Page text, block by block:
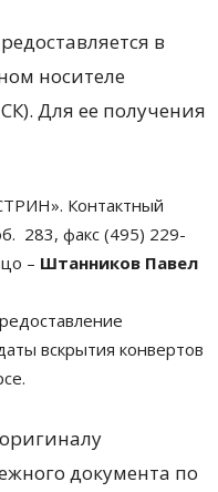
в
носителе
Для ее получения
Контактный
283, факс (495) 229-
– Штанников Павел
вскрытия конвертов
документа по